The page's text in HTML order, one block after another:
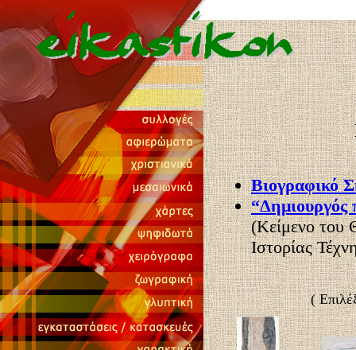
Βιογραφικό
“Δημιουργός
(Κείμενο του
Ιστορίας
(